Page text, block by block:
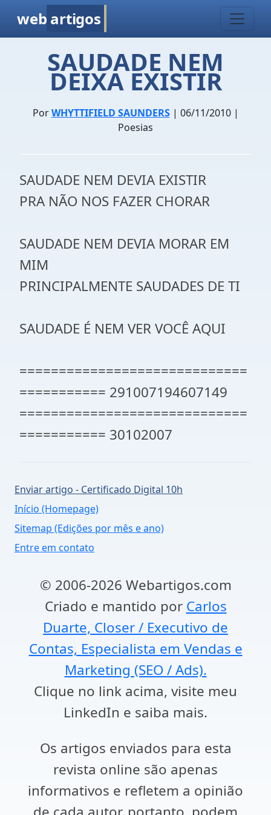
web artigos
SAUDADE NEM
DEIXA EXISTIR
PorWHYTTIFIELD SAUNDERS| 06/11/2010 |
Poesias
SAUDADE NEM DEVIA EXISTIR
PRA NÃO NOS FAZER CHORAR
SAUDADE NEM DEVIA MORAR EM
MIM
PRINCIPALMENTE SAUDADES DE TI
SAUDADE É NEM VER VOCÊ AQUI
=============================
=========== 291007194607149
=============================
=========== 30102007
Enviar artigo - Certificado Digital 10h
Início (Homepage)
Sitemap (Edições por mês e ano)
Entre em contato
© 2006-2026 Webartigos.com
Criado e mantido por Carlos
Duarte, Closer / Executivo de
Contas, Especialista em Vendas e
Marketing (SEO / Ads).
Clique no link acima, visite meu
LinkedIn e saiba mais.
Os artigos enviados para esta
revista online são apenas
informativos e refletem a opinião